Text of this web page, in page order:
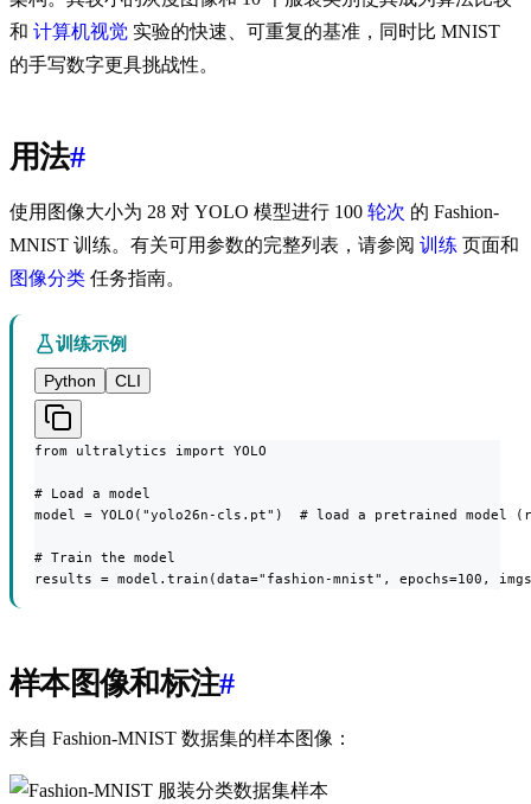
和 计算机视觉 实验的快速、可重复的基准，同时比 MNIST
的手写数字更具挑战性。
用法#
使用图像大小为 28 对 YOLO 模型进行 100 轮次 的 Fashion-
MNIST 训练。有关可用参数的完整列表，请参阅 训练 页面和
图像分类 任务指南。
训练示例
Python
CLI
from ultralytics import YOLO
# Load a model
model = YOLO("yolo26n-cls.pt")  # load a pretrained model
# Train the model
results = model.train(data="fashion-mnist", epochs=100,
样本图像和标注#
来自 Fashion-MNIST 数据集的样本图像：